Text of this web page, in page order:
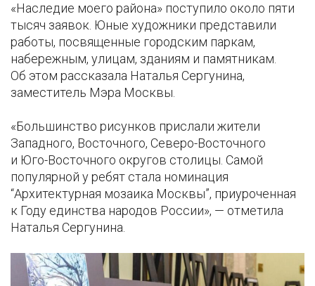
«Наследие моего района» поступило около пяти
тысяч заявок. Юные художники представили
работы, посвященные городским паркам,
набережным, улицам, зданиям и памятникам.
Об этом рассказала Наталья Сергунина,
заместитель Мэра Москвы.
«Большинство рисунков прислали жители
Западного, Восточного, Северо-Восточного
и Юго-Восточного округов столицы. Самой
популярной у ребят стала номинация
“Архитектурная мозаика Москвы”, приуроченная
к Году единства народов России», — отметила
Наталья Сергунина.